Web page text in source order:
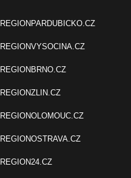
REGIONPARDUBICKO.CZ
REGIONVYSOCINA.CZ
REGIONBRNO.CZ
REGIONZLIN.CZ
REGIONOLOMOUC.CZ
REGIONOSTRAVA.CZ
REGION24.CZ